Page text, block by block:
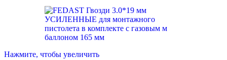
Нажмите, чтобы увеличить